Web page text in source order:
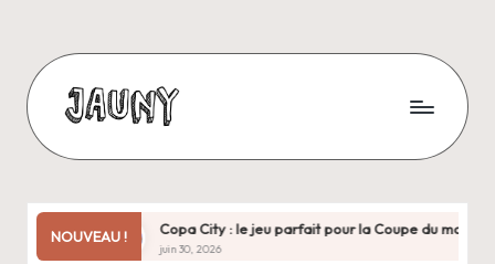
content
J
u
NOUVEAU !Copa City : le jeu parfait pour la Coupe du monde… sauf
juin 30, 2026